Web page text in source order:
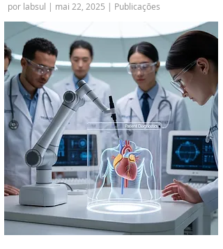
por labsul | mai 22, 2025 | Publicações